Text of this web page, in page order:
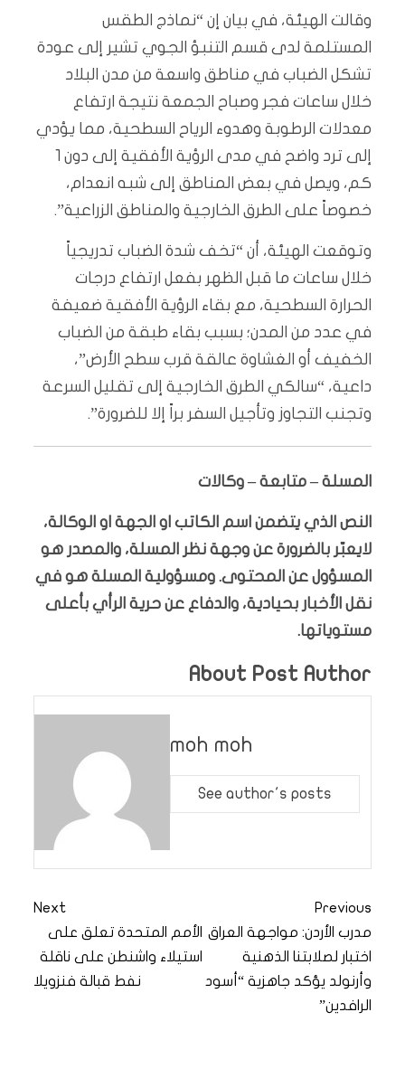
وقالت الهيئة، في بيان إن “نماذج الطقس
المستلمة لدى قسم التنبؤ الجوي تشير إلى عودة
تشكل الضباب في مناطق واسعة من مدن البلاد
خلال ساعات فجر وصباح الجمعة نتيجة ارتفاع
معدلات الرطوبة وهدوء الرياح السطحية، مما يؤدي
إلى ترد واضح في مدى الرؤية الأفقية إلى دون 1
كم، ويصل في بعض المناطق إلى شبه انعدام،
خصوصاً على الطرق الخارجية والمناطق الزراعية”.
وتوقعت الهيئة، أن “تخف شدة الضباب تدريجياً
خلال ساعات ما قبل الظهر بفعل ارتفاع درجات
الحرارة السطحية، مع بقاء الرؤية الأفقية ضعيفة
في عدد من المدن؛ بسبب بقاء طبقة من الضباب
الخفيف أو الغشاوة عالقة قرب سطح الأرض”،
داعية، “سالكي الطرق الخارجية إلى تقليل السرعة
وتجنب التجاوز وتأجيل السفر براً إلا للضرورة”.
المسلة – متابعة – وكالات
النص الذي يتضمن اسم الكاتب او الجهة او الوكالة،
لايعبّر بالضرورة عن وجهة نظر المسلة، والمصدر هو
المسؤول عن المحتوى. ومسؤولية المسلة هو في
نقل الأخبار بحيادية، والدفاع عن حرية الرأي بأعلى
مستوياتها.
About Post Author
moh moh
See author's posts
Previous
مدرب الأردن: مواجهة العراق
اختبار لصلابتنا الذهنية
وأرنولد يؤكد جاهزية “أسود
الرافدين”
Next
الأمم المتحدة تعلق على
استيلاء واشنطن على ناقلة
نفط قبالة فنزويلا